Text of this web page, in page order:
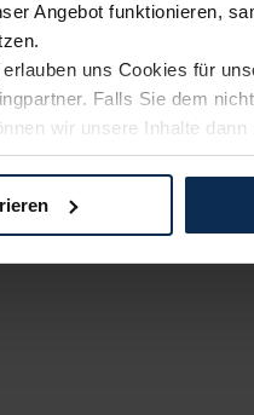
Angebot funktionieren,
uns Cookies für
Falls Sie dem
wir unsere Inhalte
Sie können die